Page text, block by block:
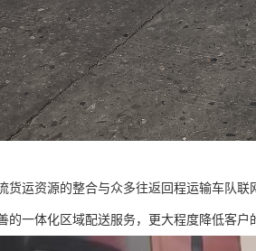
货运资源的整合与众多往返回程运输车队
的一体化区域配送服务，更大程度降低客户